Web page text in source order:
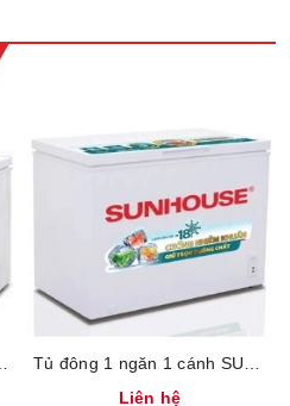
ngày nay tăng rất nhanh, bao
doanh thực phẩm và những gia
đông là biện pháp bảo quản hiệu
nhanh trong vòng 3H cho phép
đa chiều 360 độ độc đáo, tủ đông
đông lạnh sâu tới <= -18 độ C,
Liên hệ